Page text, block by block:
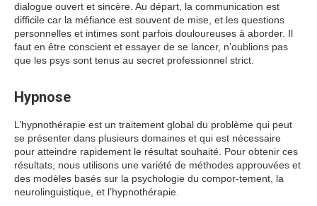
dialogue ouvert et sincère. Au départ, la communication est
difficile car la méfiance est souvent de mise, et les questions
personnelles et intimes sont parfois douloureuses à aborder. Il
faut en être conscient et essayer de se lancer, n’oublions pas
que les psys sont tenus au secret professionnel strict.
Hypnose
L’hypnothérapie est un traitement global du problème qui peut
se présenter dans plusieurs domaines et qui est nécessaire
pour atteindre rapidement le résultat souhaité. Pour obtenir ces
résultats, nous utilisons une variété de méthodes approuvées et
des modèles basés sur la psychologie du compor-tement, la
neurolinguistique, et l’hypnothérapie.